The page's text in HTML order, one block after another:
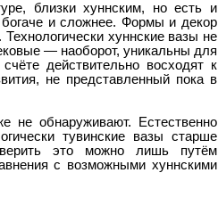
близки хуннским, но есть и
и сложнее. Формы и декор
хуннские вазы не
— наоборот, уникальны для
действительно восходят к
не представленный пока в
не обнаруживают. Естественно
тувинские вазы старше
это можно лишь путём
с возможными хуннскими